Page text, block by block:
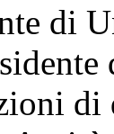
di
di